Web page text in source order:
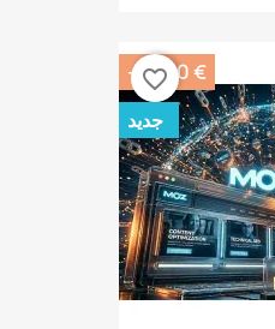
-10.00 €
جديد
favorite_border